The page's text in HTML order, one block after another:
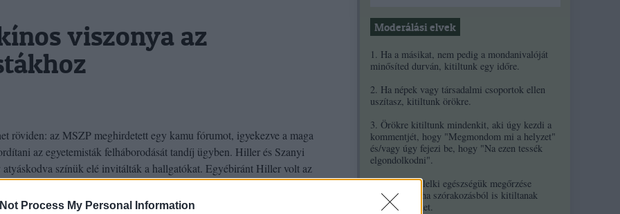
Process My Personal Information
viszonya az
röviden: az MSZP meghirdetett egy kamu fórumot, igyekezve a maga
az egyetemisták felháborodását tandíj ügyben. Hiller és Szanyi
atyáskodva színük elé invitálták a hallgatókat. Egyébiránt Hiller volt az
aki oktatási miniszterként…
Moderálási elvek
1. Ha a másikat, nem pedig a mondanivalóját
minősíted durván, kitiltunk egy időre.
2. Ha népek vagy társadalmi csoportok ellen
uszítasz, kitiltunk örökre.
3. Örökre kitiltunk mindenkit, aki úgy kezdi a
kommentjét, hogy "Megmondom mi a helyzet"
és/vagy úgy fejezi be, hogy "Na ezen tessék
elgondolkodni".
4. A szerzők lelki egészségük megőrzése
érdekében néha szórakozásból is kitiltanak
kommentelőket.